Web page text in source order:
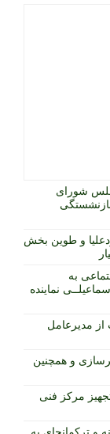
شورای
و طوین بخش
به
نماینده
از مدیرعامل
و همچنین
و تجهیز مرکز فنی